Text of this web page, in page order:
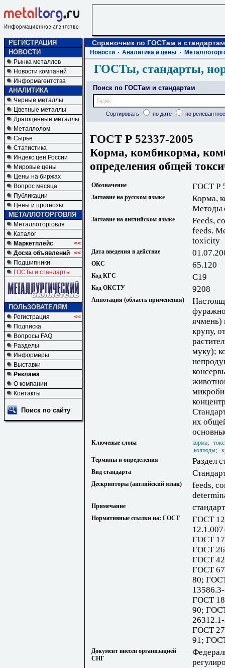
РЕГИСТРАЦИЯ
НОВОСТИ
Рынка металлов
Новости компаний
Информагентства
АНАЛИТИКА
Черные металлы
Цветные металлы
Драгоценные металлы
Металлолом
Сырье
Статистика
Индекс цен России
Мировые цены
Цены на биржах
Вопрос месяца
Публикации
Цены и прогнозы
МЕТАЛЛОТОРГОВЛЯ
Металлоторговля
Каталог
Маркетплейс
<<
Доска объявлений <<
Подшипники
ГОСТы и стандарты
ПОЛЬЗОВАТЕЛЯМ
Регистрация
<<
Подписка
Вопросы FAQ
Разделы
Информеры
Выставки
Реклама
О компании
Контакты
Поиск по сайту
Справочник по ГОСТам и стандартам
Новости Аналитика и цены
ГОСТы, стандарты,
Поиск по ГОСТам и стандартам
Сортировать по дате по
ГОСТ Р 52337-2005
Корма, комбикорма,
определения общей
Обозначение ГОСТ Р
Заглавие на русском языке
Корма,
Методы
Заглавие на английском языке
Feeds,
feeds.
toxicity
Дата введения в действие
ОКС 65.120
Код КГС С19
Код ОКСТУ 9208
Аннотация (область применения)
ячмень)
крупу,
муку);
их
Ключевые слова корма;
колподы;
Термины и определения
Раздел
Вид стандарта
Дескрипторы (английский язык)
feeds,
Примечание
Нормативные ссылки на: ГОСТ
ГОСТ
ГОСТ
ГОСТ
ГОСТ
ГОСТ
80;
ГОСТ
90;
ГОСТ
91;
Документ внесен организацией
СНГ